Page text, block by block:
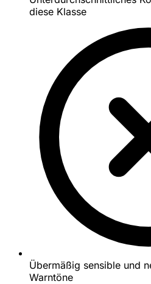
diese Klasse
Übermäßig sensible und
Warntöne